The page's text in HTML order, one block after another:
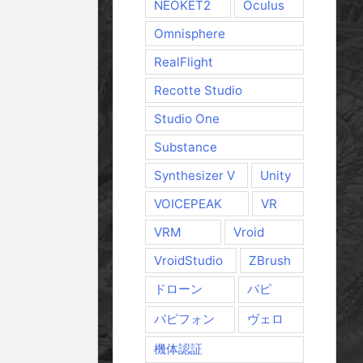
NEOKET2
Oculus
Omnisphere
RealFlight
Recotte Studio
Studio One
Substance
Synthesizer V
Unity
VOICEPEAK
VR
VRM
Vroid
VroidStudio
ZBrush
ドローン
パピ
パピフォン
ヴェロ
機体認証